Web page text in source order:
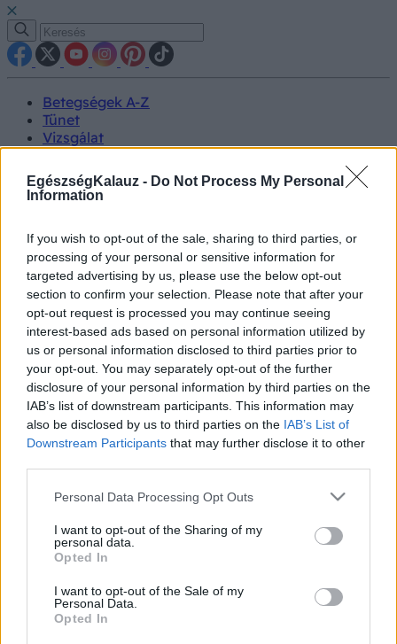
EgészségKalauz - Do Not Process My Personal
Information
If you wish to opt-out of the sale, sharing to third parties, or
processing of your personal or sensitive information for
targeted advertising by us, please use the below opt-out
section to confirm your selection. Please note that after your
opt-out request is processed you may continue seeing
interest-based ads based on personal information utilized by
us or personal information disclosed to third parties prior to
your opt-out. You may separately opt-out of the further
disclosure of your personal information by third parties on the
IAB’s list of downstream participants. This information may
also be disclosed by us to third parties on the IAB’s List of
Downstream Participants that may further disclose it to other
Please note that this website/app uses one or more Google
not limited to your visit or usage behaviour. You may click to
grant or deny consent to Google and its third-party tags to
use your data for below specified purposes in below Google
consent section.
Personal Data Processing Opt Outs
I want to opt-out of the Sharing of my
personal data.
Opted In
I want to opt-out of the Sale of my
Personal Data.
Opted In
Betegségek A-Z
Tünet
Vizsgálat
Kezelés
Életmódváltás
Kutatás
Videók
Kisállatok egészsége
#allergia #influenza#cukorbetegség
#orvosmeteorológia#vérnyomás #stroke#rákbetegség
#pajzsmirigy#reflux#ekcéma#herpesz
Regisztráció
Alváshiány
Alváshiány